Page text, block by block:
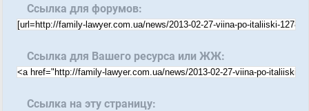
Ссылка для форумов:
Ссылка для Вашего ресурса или ЖЖ:
Ссылка на эту страницу: